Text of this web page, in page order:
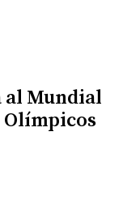
al Mundial
Olímpicos